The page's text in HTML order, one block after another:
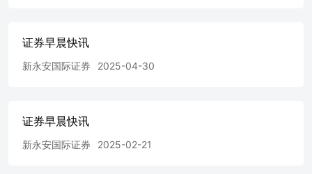
理财产品、保险资产管理产品都将成为A类投资者，相关帐
户的中签率有望提升。受配售比例倾斜影响，A类帐户网下
均入围帐户数量分别为2740户、1928户、2148户 XIN
LIMITEDwww.yafco.com.hk 183353511-15Units 3511-15,
证券早晨快讯
新永安国际证券 2025-04-30
证券早晨快讯
新永安国际证券 2025-02-21